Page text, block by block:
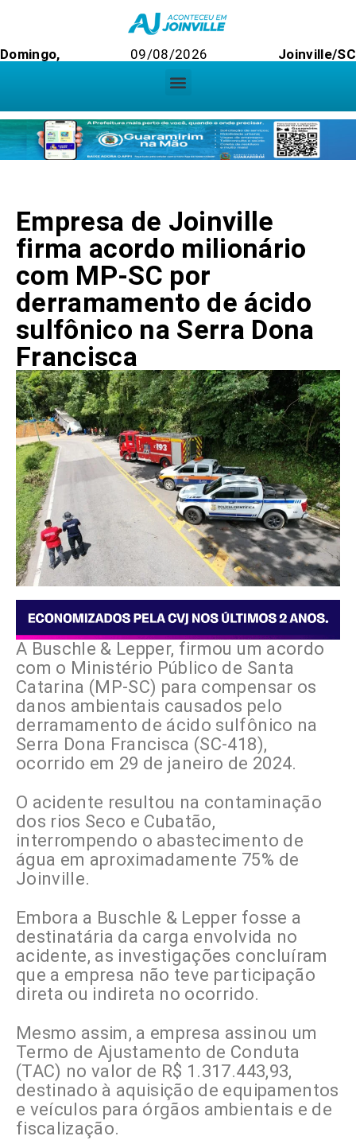
Domingo, 09/08/2026 Joinville/SC
Empresa de Joinville
firma acordo milionário
com MP-SC por
derramamento de ácido
sulfônico na Serra Dona
Francisca
A Buschle & Lepper, firmou um acordo
com o Ministério Público de Santa
Catarina (MP-SC) para compensar os
danos ambientais causados pelo
derramamento de ácido sulfônico na
Serra Dona Francisca (SC-418),
ocorrido em 29 de janeiro de 2024.
O acidente resultou na contaminação
dos rios Seco e Cubatão,
interrompendo o abastecimento de
água em aproximadamente 75% de
Joinville.
Embora a Buschle & Lepper fosse a
destinatária da carga envolvida no
acidente, as investigações concluíram
que a empresa não teve participação
direta ou indireta no ocorrido.
Mesmo assim, a empresa assinou um
Termo de Ajustamento de Conduta
(TAC) no valor de R$ 1.317.443,93,
destinado à aquisição de equipamentos
e veículos para órgãos ambientais e de
fiscalização.